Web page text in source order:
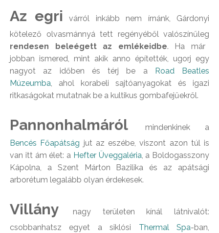
Az egri várról inkább nem írnánk, Gárdonyi
kötelező olvasmánnyá tett regényéből valószínűleg
rendesen beleégett az emlékeidbe. Ha már
jobban ismered, mint akik anno építették, ugorj egy
nagyot az időben és térj be aRoad Beatles
Múzeumba, ahol korabeli sajtóanyagokat és igazi
ritkaságokat mutatnak be a kultikus gombafejűekről.
Pannonhalmáról
mindenkinek a
Bencés Főapátság jut az eszébe, viszont azon túl is
van itt ám élet: a Hefter Üveggaléria, a Boldogasszony
Kápolna, a Szent Márton Bazilika és az apátsági
arborétum legalább olyan érdekesek.
Villány
nagy területen kínál látnivalót:
csobbanhatsz egyet a siklósi Thermal Spa-ban,